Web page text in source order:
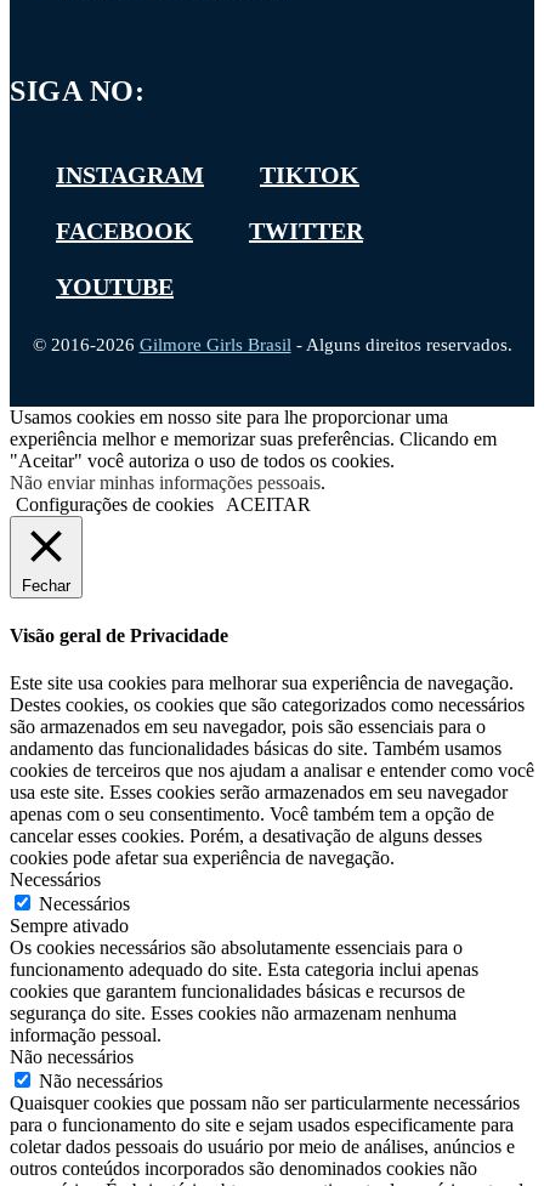
SIGA NO:
INSTAGRAM TIKTOK
FACEBOOK TWITTER
YOUTUBE
© 2016-2026 Gilmore Girls Brasil- Alguns direitos reservados.
Usamos cookies em nosso site para lhe proporcionar uma
experiência melhor e memorizar suas preferências. Clicando em
"Aceitar" você autoriza o uso de todos os cookies.
Não enviar minhas informações pessoais.
Configurações de cookies ACEITAR
Fechar
Visão geral de Privacidade
Este site usa cookies para melhorar sua experiência de navegação.
Destes cookies, os cookies que são categorizados como necessários
são armazenados em seu navegador, pois são essenciais para o
andamento das funcionalidades básicas do site. Também usamos
cookies de terceiros que nos ajudam a analisar e entender como você
usa este site. Esses cookies serão armazenados em seu navegador
apenas com o seu consentimento. Você também tem a opção de
cancelar esses cookies. Porém, a desativação de alguns desses
cookies pode afetar sua experiência de navegação.
Necessários
Necessários
Sempre ativado
Os cookies necessários são absolutamente essenciais para o
funcionamento adequado do site. Esta categoria inclui apenas
cookies que garantem funcionalidades básicas e recursos de
segurança do site. Esses cookies não armazenam nenhuma
informação pessoal.
Não necessários
Não necessários
Quaisquer cookies que possam não ser particularmente necessários
para o funcionamento do site e sejam usados especificamente para
coletar dados pessoais do usuário por meio de análises, anúncios e
outros conteúdos incorporados são denominados cookies não